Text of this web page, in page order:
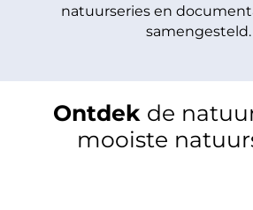
natuurseries en
samengesteld.
Ontdek de
mooiste